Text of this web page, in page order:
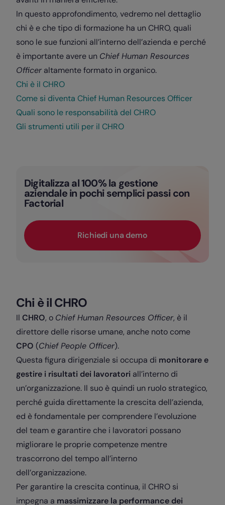
In questo approfondimento, vedremo nel dettaglio
chi è e che tipo di formazione ha un CHRO, quali
sono le sue funzioni all’interno dell’azienda e perché
è importante avere un Chief Human Resources
Officer altamente formato in organico.
Chi è il CHRO
Come si diventa Chief Human Resources Officer
Quali sono le responsabilità del CHRO
Gli strumenti utili per il CHRO
Digitalizza al 100% la gestione
aziendale in pochi semplici passi con
Factorial
Richiedi una demo
Chi è il CHRO
Il CHRO, o Chief Human Resources Officer, è il
direttore delle risorse umane, anche noto come
CPO (Chief People Officer).
Questa figura dirigenziale si occupa di monitorare e
gestire i risultati dei lavoratori all’interno di
un’organizzazione. Il suo è quindi un ruolo strategico,
perché guida direttamente la crescita dell’azienda,
ed è fondamentale per comprendere l’evoluzione
del team e garantire che i lavoratori possano
migliorare le proprie competenze mentre
trascorrono del tempo all’interno
dell’organizzazione.
Per garantire la crescita continua, il CHRO si
impegna a massimizzare la performance dei